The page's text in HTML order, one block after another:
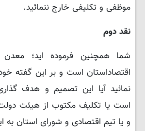
موظفی و تکلیفی خارج ننمائید.
نقد دوم
شما همچنین فرموده اید؛
اقتصاداستان است و بر این گفته
نمائید آیا این تصمیم و هدف
است یا تکلیف مکتوب از هیئت
و یا تیم اقتصادی و شورای استان به